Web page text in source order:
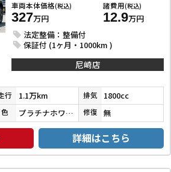
車両本体価格(税込)
327万円
諸費用(税込)
12.9万円
法定整備：整備付
保証付 (1ヶ月・1000km )
尼崎店
行 1.1万km 排気 1800cc
色 プラチナホワイトパールマイカ／アティチュードブラックマイカ 修復 無
詳細はこちら